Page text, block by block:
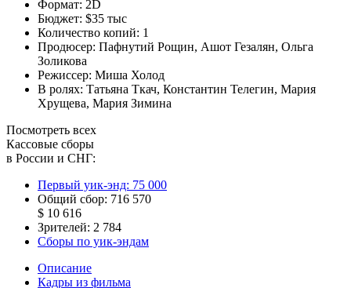
Формат: 2D
Бюджет: $35 тыс
Количество копий: 1
Продюсер: Пафнутий Рощин, Ашот Гезалян, Ольга
Золикова
Режиссер: Миша Холод
В ролях: Татьяна Ткач, Константин Телегин, Мария
Хрущева, Мария Зимина
Посмотреть всех
Кассовые сборы
в России и СНГ:
Первый уик-энд: 75 000
Общий сбор: 716 570
$ 10 616
Зрителей: 2 784
Сборы по уик-эндам
Описание
Кадры из фильма